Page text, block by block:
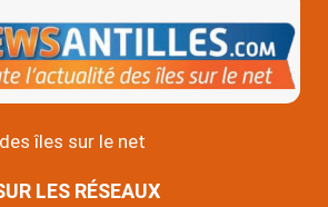
îles sur le net
LES RÉSEAUX